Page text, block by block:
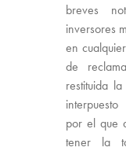
breves
inversores
en
de
restituida
por el que
tener la